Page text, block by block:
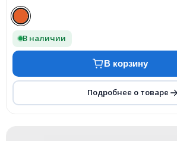
В наличии
В корзину
Подробнее о товаре